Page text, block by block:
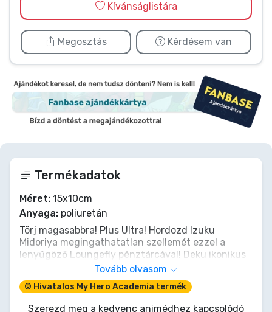
Kívánságlistára
Megosztás Kérdésem van
Termékadatok
Méret: 15x10cm
Anyaga: poliuretán
Törj magasabbra! Plus Ultra! Hordozd Izuku
Midoriya megingathatatlan szellemét ezzel a
lenyűgöző Loungefly pénztárcával! Deku ikonikus
ütésével díszítve nemcsak készpénzed és kártyáid
tárolója, hanem napi emlékeztető, hogy áttörd a
korlátaidat. Hősies részletességgel kidolgozva, ez
a tárca biztosítja, hogy értékeid ugyanolyan
Tovább olvasom
© Hivatalos My Hero Academia termék
Szerezd meg a kedvenc animédhez kapcsolódó